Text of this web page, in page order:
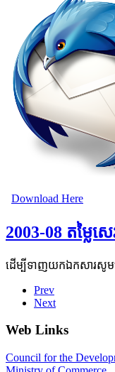
Download Here
2003-08 តម្លៃ
ដើម្បីទាញយកឯកសារសូម
Prev
Next
Web Links
Council for the